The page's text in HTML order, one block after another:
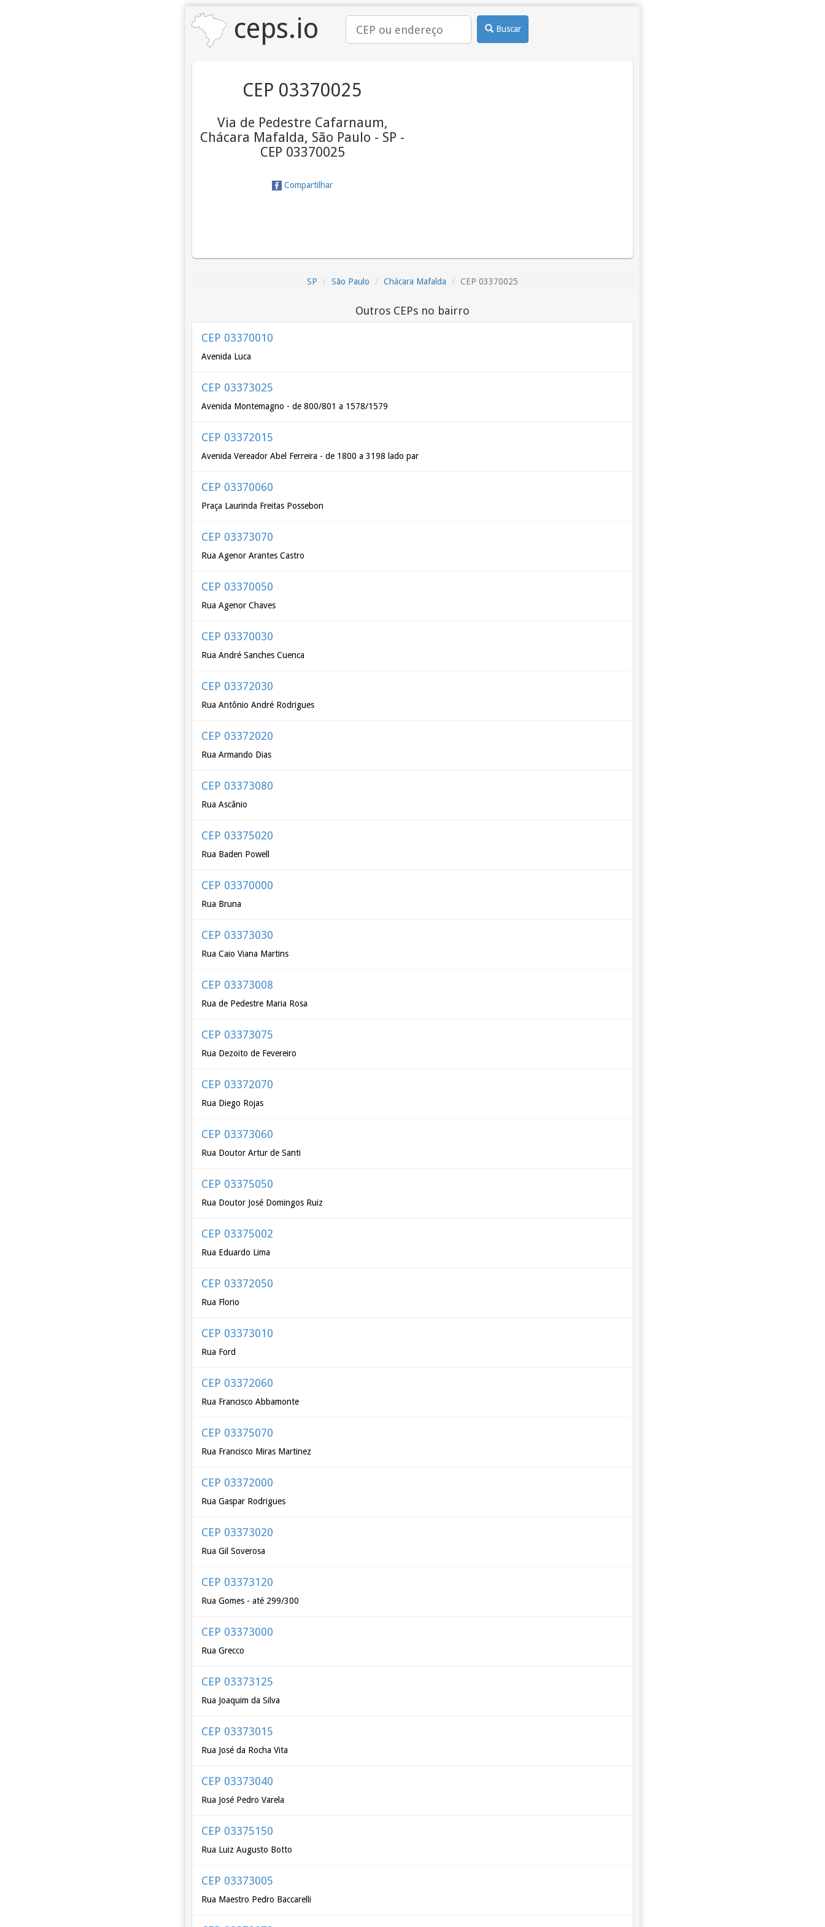
ceps.io Buscar
CEP 03370025
Via de Pedestre Cafarnaum,
Chácara Mafalda, São Paulo - SP -
CEP 03370025
Compartilhar
SP São Paulo Chácara Mafalda CEP 03370025
Outros CEPs no bairro
CEP 03370010
Avenida Luca
CEP 03373025
Avenida Montemagno - de 800/801 a 1578/1579
CEP 03372015
Avenida Vereador Abel Ferreira - de 1800 a 3198 lado par
CEP 03370060
Praça Laurinda Freitas Possebon
CEP 03373070
Rua Agenor Arantes Castro
CEP 03370050
Rua Agenor Chaves
CEP 03370030
Rua André Sanches Cuenca
CEP 03372030
Rua Antônio André Rodrigues
CEP 03372020
Rua Armando Dias
CEP 03373080
Rua Ascânio
CEP 03375020
Rua Baden Powell
CEP 03370000
Rua Bruna
CEP 03373030
Rua Caio Viana Martins
CEP 03373008
Rua de Pedestre Maria Rosa
CEP 03373075
Rua Dezoito de Fevereiro
CEP 03372070
Rua Diego Rojas
CEP 03373060
Rua Doutor Artur de Santi
CEP 03375050
Rua Doutor José Domingos Ruiz
CEP 03375002
Rua Eduardo Lima
CEP 03372050
Rua Florio
CEP 03373010
Rua Ford
CEP 03372060
Rua Francisco Abbamonte
CEP 03375070
Rua Francisco Miras Martinez
CEP 03372000
Rua Gaspar Rodrigues
CEP 03373020
Rua Gil Soverosa
CEP 03373120
Rua Gomes - até 299/300
CEP 03373000
Rua Grecco
CEP 03373125
Rua Joaquim da Silva
CEP 03373015
Rua José da Rocha Vita
CEP 03373040
Rua José Pedro Varela
CEP 03375150
Rua Luiz Augusto Botto
CEP 03373005
Rua Maestro Pedro Baccarelli